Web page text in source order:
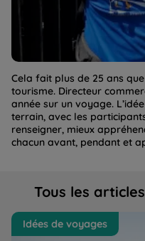
Cela fait plus de 25 ans
tourisme. Directeur
année sur un voyage.
terrain, avec les
renseigner, mieux
chacun avant, pendant et
Tous les
Mon avis sur le
souffle | La Balaguère
Idées de voyages